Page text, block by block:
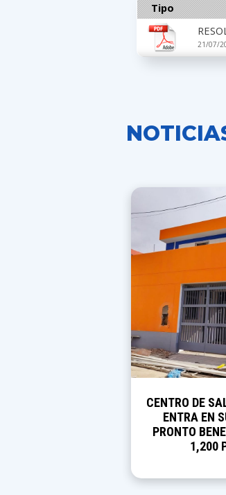
Tipo
21/07/
CENTRO DE
ENTRA EN
PRONTO
1,200